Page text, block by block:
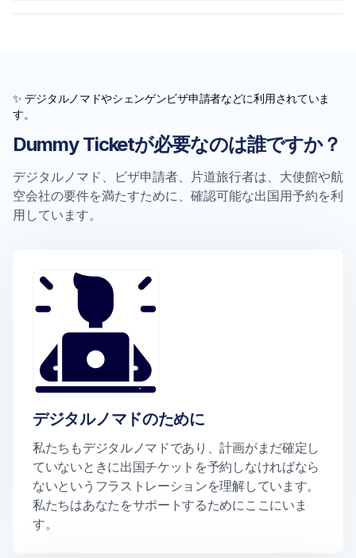
✨ デジタルノマドやシェンゲンビザ申請者などに利用されていま
す。
Dummy Ticketが必要なのは誰ですか？
デジタルノマド、ビザ申請者、片道旅行者は、大使館や航
空会社の要件を満たすために、確認可能な出国用予約を利
用しています。
デジタルノマドのために
私たちもデジタルノマドであり、計画がまだ確定し
ていないときに出国チケットを予約しなければなら
ないというフラストレーションを理解しています。
私たちはあなたをサポートするためにここにいま
す。